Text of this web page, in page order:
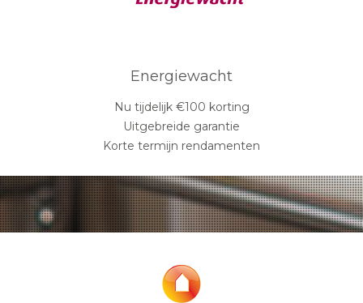
Energiewacht
Nu tijdelijk €100 korting
Uitgebreide garantie
Korte termijn rendamenten